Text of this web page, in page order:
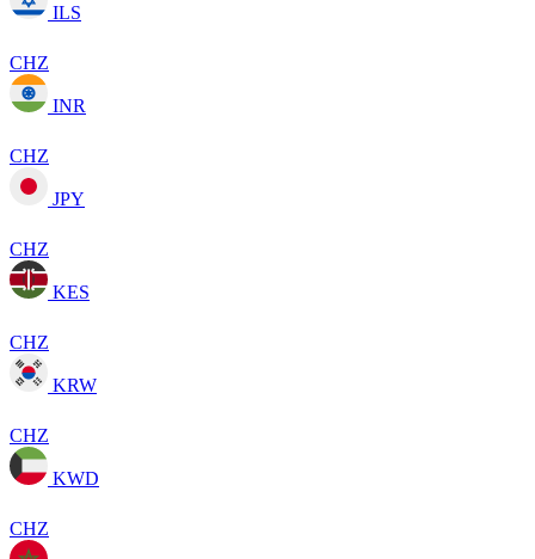
ILS
CHZ
INR
CHZ
JPY
CHZ
KES
CHZ
KRW
CHZ
KWD
CHZ